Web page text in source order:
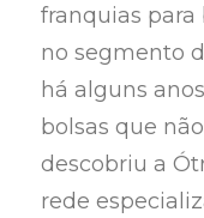
franquias
no segmento
há alguns
bolsas que
descobriu a
rede